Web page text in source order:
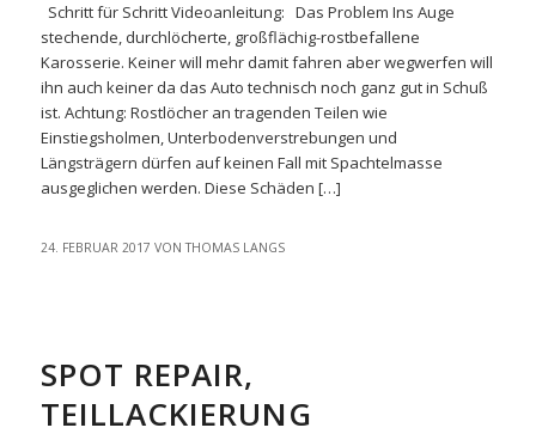
Schritt für Schritt Videoanleitung: Das Problem Ins Auge
stechende, durchlöcherte, großflächig-rostbefallene
Karosserie. Keiner will mehr damit fahren aber wegwerfen will
ihn auch keiner da das Auto technisch noch ganz gut in Schuß
ist. Achtung: Rostlöcher an tragenden Teilen wie
Einstiegsholmen, Unterbodenverstrebungen und
Längsträgern dürfen auf keinen Fall mit Spachtelmasse
ausgeglichen werden. Diese Schäden […]
24. FEBRUAR 2017 VONTHOMAS LANGS
SPOT REPAIR,
TEILLACKIERUNG